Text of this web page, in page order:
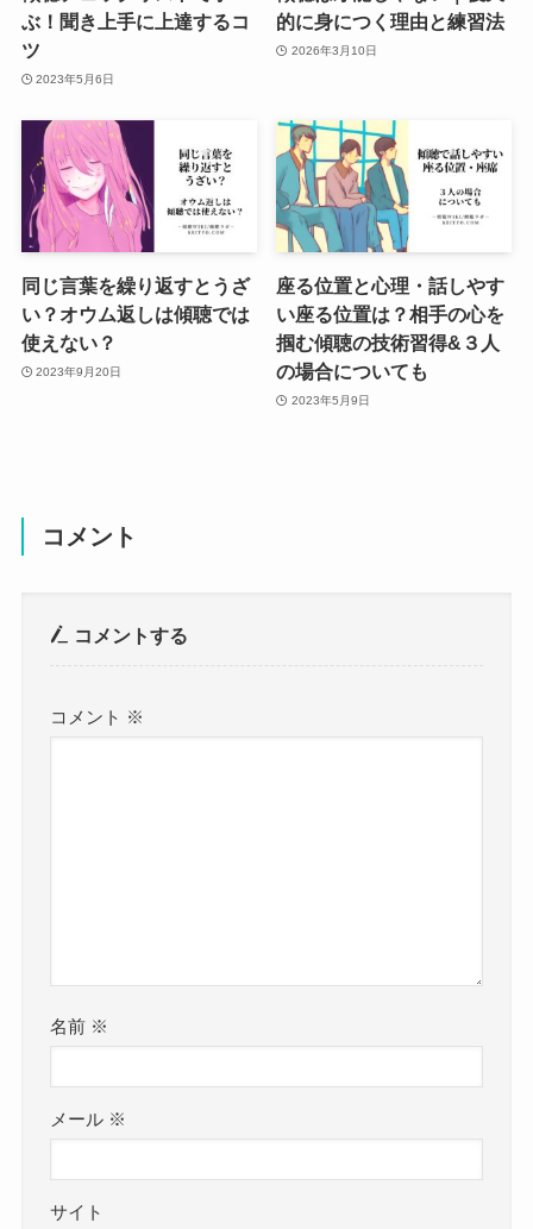
ぶ！聞き上手に上達するコ
ツ
2023年5月6日
的に身につく理由と練習法
2026年3月10日
同じ言葉を繰り返すとうざ
い？オウム返しは傾聴では
使えない？
2023年9月20日
座る位置と心理・話しやす
い座る位置は？相手の心を
掴む傾聴の技術習得&３人
の場合についても
2023年5月9日
コメント
コメントする
コメント ※
名前 ※
メール ※
サイト